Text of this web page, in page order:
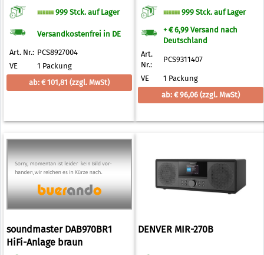
999 Stck. auf Lager
Versandkostenfrei in DE
Art. Nr.: PCS8927004
VE
1 Packung
ab: € 101,81 (zzgl. MwSt)
999 Stck. auf Lager
+ € 6,99 Versand nach
Deutschland
Art.
Nr.:
PCS9311407
VE
1 Packung
ab: € 96,06 (zzgl. MwSt)
soundmaster DAB970BR1
HiFi-Anlage braun
DENVER MIR-270B